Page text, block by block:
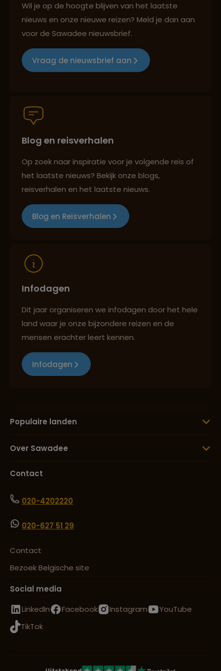
Groepsreizen mét indivuele vrijheid
Best beoordeelde reisroutes
Reizen met oog voor mens, cultuur en milieu
Wil je op de hoogte blijven van het laatste
nieuws en onze nieuwe reizen? Meld je dan aan
voor de Sawadee nieuwsbrief.
Vraag de nieuwsbrief aan
Blog en reisverhalen
Op zoek naar inspiratie voor je volgende reis of
het laatste nieuws? Bekijk onze blogs,
reisverhalen en het laatste nieuws.
Blog en Reisverhalen
Infodagen
Dit jaar organiseren we infodagen door het hele
land waar je onze bijzondere reizen en de
mensen erachter leert kennen.
Infodagen
Populaire landen
Over Sawadee
Contact
020-4202220
020-627 51 29
Contact
Bezoek Belgische site
Social media
LinkedIn
Facebook Instagram
YouTube
TikTok